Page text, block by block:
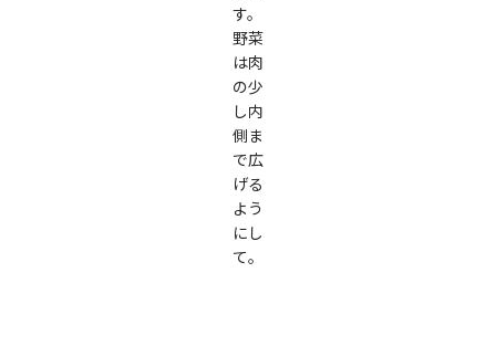
す。
野菜
は肉
の少
し内
側ま
で広
げる
よう
にし
て。